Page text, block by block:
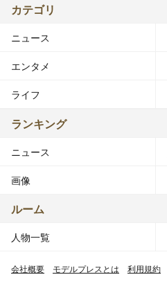
カテゴリ
ニュース
エンタメ
ライフ
ランキング
ニュース
画像
ルーム
人物一覧
会社概要 モデルプレスとは 利用規約